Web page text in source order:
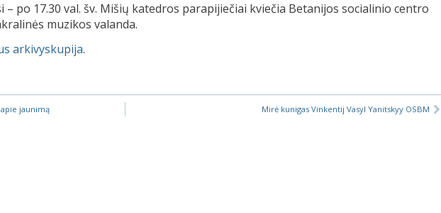
po 17.30 val. šv. Mišių katedros parapijiečiai kviečia Betanijos socialinio centro
muzikos valanda.
arkivyskupija.
jaunimą Mirė kunigas Vinkentij Vasyl Yanitskyy OSBM